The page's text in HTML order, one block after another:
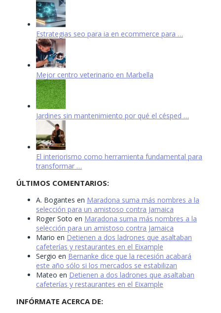
Estrategias seo para ia en ecommerce para …
Mejor centro veterinario en Marbella
Jardines sin mantenimiento por qué el césped …
El interiorismo como herramienta fundamental para
transformar …
ÚLTIMOS COMENTARIOS:
A. Bogantes en Maradona suma más nombres a la
selección para un amistoso contra Jamaica
Roger Soto en Maradona suma más nombres a la
selección para un amistoso contra Jamaica
Mario en Detienen a dos ladrones que asaltaban
cafeterías y restaurantes en el Eixample
Sergio en Bernanke dice que la recesión acabará
este año sólo si los mercados se estabilizan
Mateo en Detienen a dos ladrones que asaltaban
cafeterías y restaurantes en el Eixample
INFÓRMATE ACERCA DE: